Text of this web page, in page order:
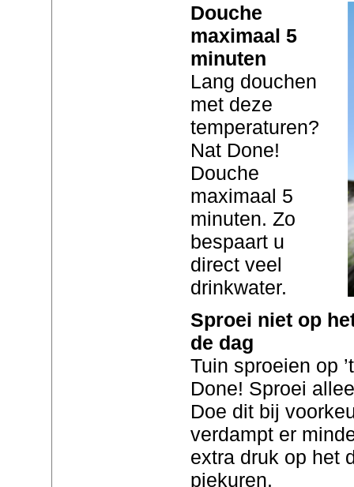
Douche
maximaal 5
minuten
Lang douchen
met deze
temperaturen?
Nat Done!
Douche
maximaal 5
minuten. Zo
bespaart u
direct veel
drinkwater.
Sproei niet op
de dag
Tuin sproeien op
Done! Sproei
Doe dit bij
verdampt er
extra druk op het
piekuren.